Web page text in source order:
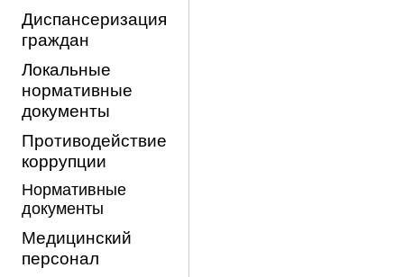
Диспансеризация
граждан
Локальные
нормативные
документы
Противодействие
коррупции
Нормативные
документы
Медицинский
персонал